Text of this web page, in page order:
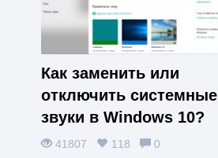
Как заменить или
отключить системные
звуки в Windows 10?
41807 118 0